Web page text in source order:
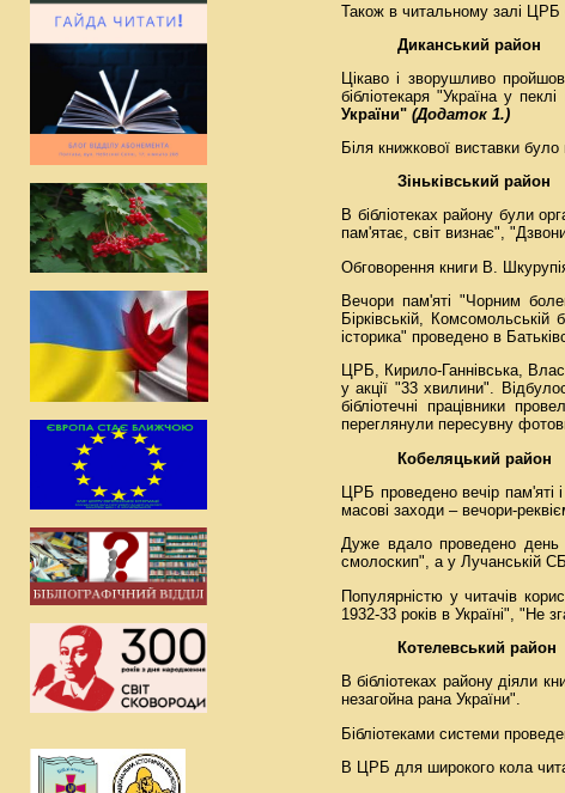
Також в читальному залі ЦРБ
Диканський район
Цікаво і зворушливо
бібліотекаря "Україна у
України" (Додаток 1.)
Біля книжкової виставки
Зіньківський район
В бібліотеках району були
пам'ятає, світ визнає",
Обговорення книги В.
Вечори пам'яті "Чорним
Бірківській,
історика" проведено в
ЦРБ, Кирило-Ганнівська,
у акції "33 хвилини".
бібліотечні працівники
переглянули пересувну
Кобеляцький район
ЦРБ проведено вечір пам'яті
масові заходи – вечори-
Дуже вдало проведено день
смоло­скип", а у Лучанській
Популярністю у читачів
1932-33 років в Україні", "Не
Котелевський район
В бібліотеках району діяли
незагойна рана України".
Бібліотеками системи
В ЦРБ для широкого кола